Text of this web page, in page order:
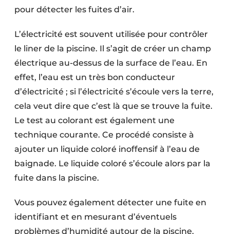
pour détecter les fuites d’air.
L’électricité est souvent utilisée pour contrôler
le liner de la piscine. Il s’agit de créer un champ
électrique au-dessus de la surface de l’eau. En
effet, l’eau est un très bon conducteur
d’électricité ; si l’électricité s’écoule vers la terre,
cela veut dire que c’est là que se trouve la fuite.
Le test au colorant est également une
technique courante. Ce procédé consiste à
ajouter un liquide coloré inoffensif à l’eau de
baignade. Le liquide coloré s’écoule alors par la
fuite dans la piscine.
Vous pouvez également détecter une fuite en
identifiant et en mesurant d’éventuels
problèmes d’humidité autour de la piscine.